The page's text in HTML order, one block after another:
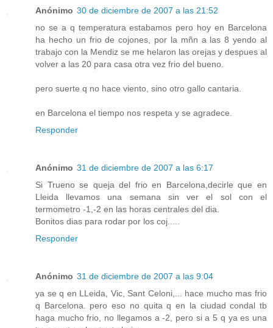
Anónimo 30 de diciembre de 2007 a las 21:52
no se a q temperatura estabamos pero hoy en Barcelona
ha hecho un frio de cojones, por la mñn a las 8 yendo al
trabajo con la Mendiz se me helaron las orejas y despues al
volver a las 20 para casa otra vez frio del bueno.
pero suerte q no hace viento, sino otro gallo cantaria.
en Barcelona el tiempo nos respeta y se agradece.
Responder
Anónimo 31 de diciembre de 2007 a las 6:17
Si Trueno se queja del frio en Barcelona,decirle que en
Lleida llevamos una semana sin ver el sol con el
termometro -1,-2 en las horas centrales del dia.
Bonitos dias para rodar por los coj.....
Responder
Anónimo 31 de diciembre de 2007 a las 9:04
ya se q en LLeida, Vic, Sant Celoni,... hace mucho mas frio
q Barcelona. pero eso no quita q en la ciudad condal tb
haga mucho frio, no llegamos a -2, pero si a 5 q ya es una